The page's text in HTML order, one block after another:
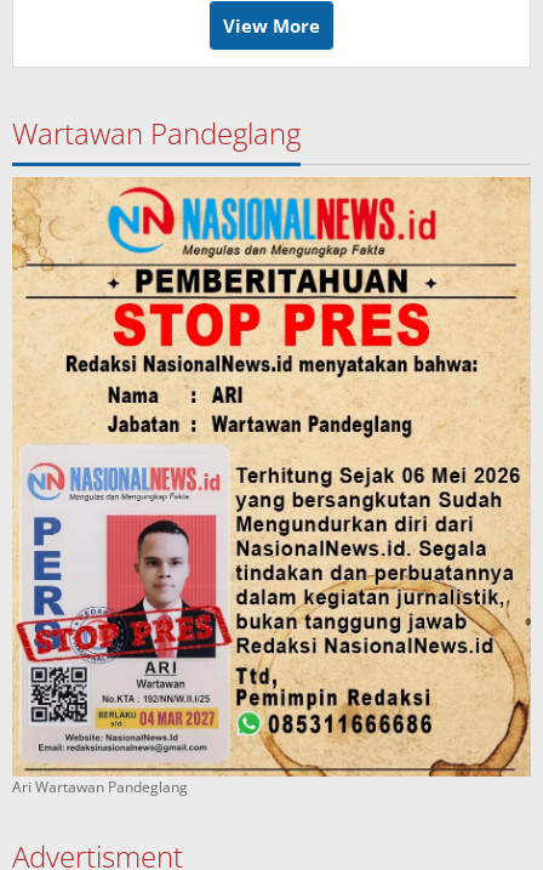
View More
Wartawan Pandeglang
Ari Wartawan Pandeglang
Advertisment